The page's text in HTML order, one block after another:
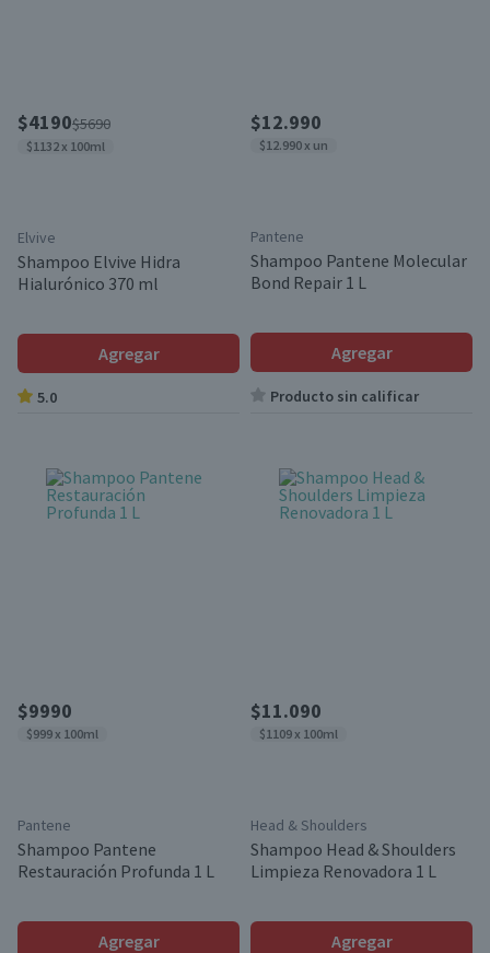
$4190$5690
$1132 x 100ml
Elvive
Shampoo Elvive Hidra
Hialurónico 370 ml
Agregar
5.0
$12.990
$12.990 x un
Pantene
Shampoo Pantene Molecular
Bond Repair 1 L
Agregar
Producto sin calificar
$9990
$999 x 100ml
Pantene
Shampoo Pantene
Restauración Profunda 1 L
Agregar
$11.090
$1109 x 100ml
Head & Shoulders
Shampoo Head & Shoulders
Limpieza Renovadora 1 L
Agregar